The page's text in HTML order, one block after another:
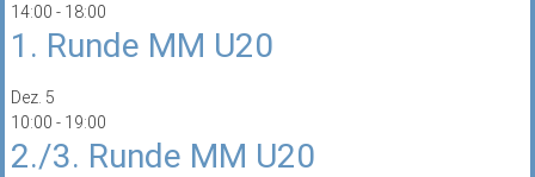
14:00 - 18:00
1. Runde MM U20
Dez. 5
10:00 - 19:00
2./3. Runde MM U20